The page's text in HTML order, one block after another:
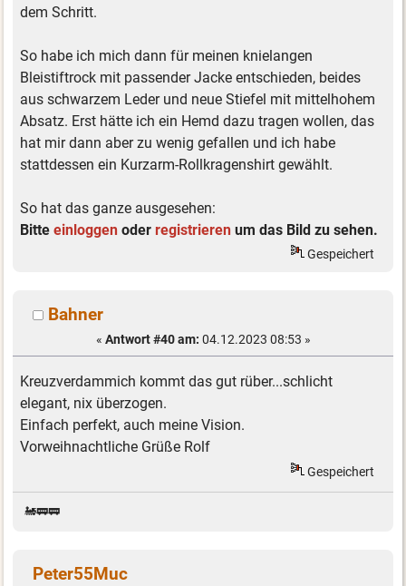
dem Schritt.
So habe ich mich dann für meinen knielangen
Bleistiftrock mit passender Jacke entschieden, beides
aus schwarzem Leder und neue Stiefel mit mittelhohem
Absatz. Erst hätte ich ein Hemd dazu tragen wollen, das
hat mir dann aber zu wenig gefallen und ich habe
stattdessen ein Kurzarm-Rollkragenshirt gewählt.
So hat das ganze ausgesehen:
Bitteeinloggen oderregistrieren um das Bild zu sehen.
Gespeichert
Bahner
« Antwort #40 am: 04.12.2023 08:53 »
Kreuzverdammich kommt das gut rüber...schlicht
elegant, nix überzogen.
Einfach perfekt, auch meine Vision.
Vorweihnachtliche Grüße Rolf
Gespeichert
🚂🚃🚃
Peter55Muc